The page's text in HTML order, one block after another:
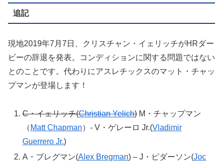
追記
現地2019年7月7日、クリスチャン・イェリッチがHRダー
ビーの辞退を発表。コンディションに関する問題ではない
とのことです。代わりにアスレチックスのマット・チャッ
プマンが登場します！
C・イェリッチ(Christian Yelich)M・チャップマン
（ Matt Chapman）- V・ゲレーロ Jr.(Vladimir
Guerrero Jr.)
A・ブレグマン(Alex Bregman) – J・ピダーソン(Joc